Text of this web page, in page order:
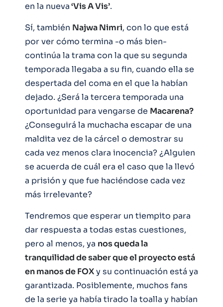
en la nueva‘Vis A Vis’.
Sí, también Najwa Nimri, con lo que está
por ver cómo termina -o más bien-
continúa la trama con la que su segunda
temporada llegaba a su fin, cuando ella se
despertada del coma en el que la habían
dejado. ¿Será la tercera temporada una
oportunidad para vengarse de Macarena?
¿Conseguirá la muchacha escapar de una
maldita vez de la cárcel o demostrar su
cada vez menos clara inocencia? ¿Alguien
se acuerda de cuál era el caso que la llevó
a prisión y que fue haciéndose cada vez
más irrelevante?
Tendremos que esperar un tiempito para
dar respuesta a todas estas cuestiones,
pero al menos, ya nos queda la
tranquilidad de saber que el proyecto está
en manos de FOXy su continuación está ya
garantizada. Posiblemente, muchos fans
de la serie ya había tirado la toalla y habían